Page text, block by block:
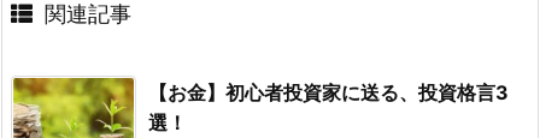
関連記事
【お金】初心者投資家に送る、投資格言3
選！